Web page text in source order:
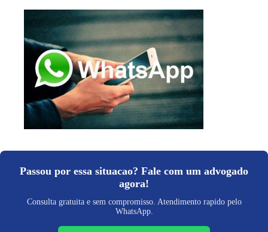
Passou por essa situacao? Fale com um advogado
agora!
Consulta gratuita e sem compromisso. Atendimento rapido pelo
WhatsApp.